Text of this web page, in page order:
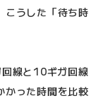
こうした「待ち時
線と10ギガ回線
かった時間を比較